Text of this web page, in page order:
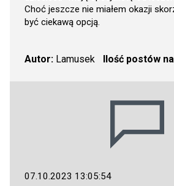
Choć jeszcze nie miałem okazji
być ciekawą opcją.
Autor: Lamusek Ilość postów
07.10.2023 13:05:54